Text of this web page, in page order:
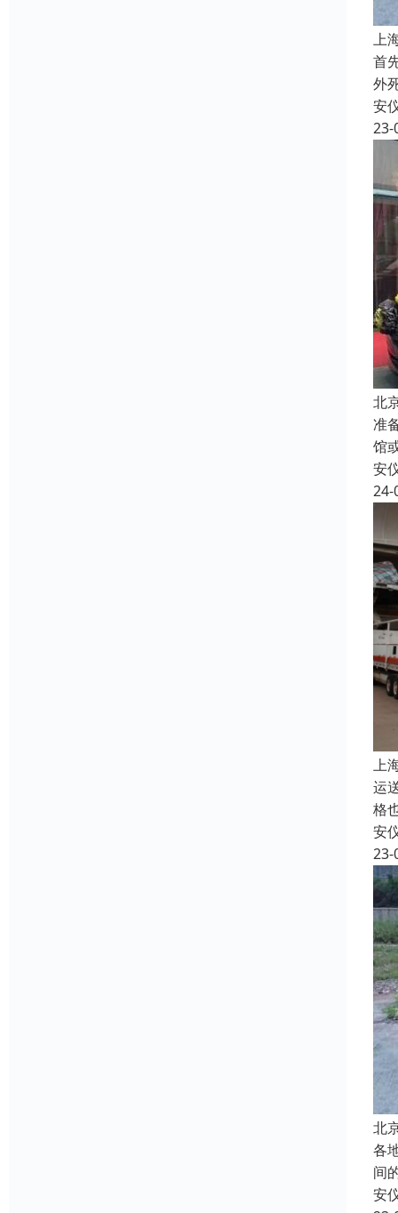
上
首
外
安
23-
北
准
馆
安
24-
上
运
格
安
23-
北
各
间
安